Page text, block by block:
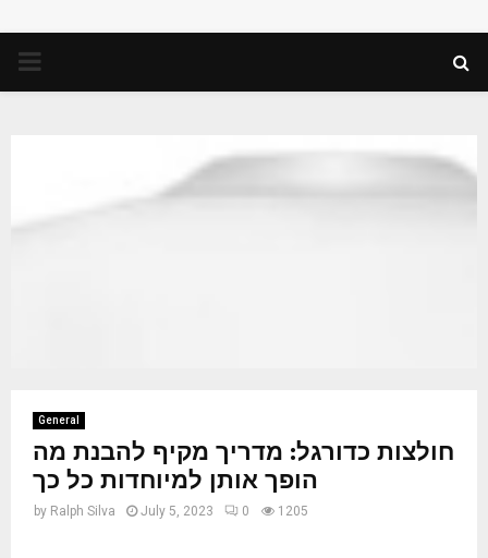
PRIMARY
General
חולצות כדורגל: מדריך מקיף להבנת מה
הופך אותן למיוחדות כל כך
by Ralph Silva July 5, 2023 0 1205